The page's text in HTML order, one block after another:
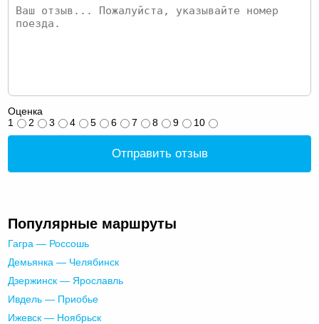
Оценка
1
2 3 4 5 6 7 8 9 10
Отправить отзыв
Популярные маршруты
Гагра — Россошь
Демьянка — Челябинск
Дзержинск — Ярославль
Ивдель — Приобье
Ижевск — Ноябрьск